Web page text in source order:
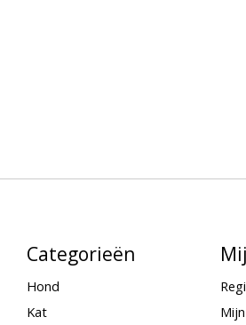
Categorieën
Hond
Kat